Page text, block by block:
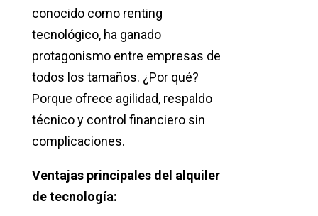
conocido como renting
tecnológico, ha ganado
protagonismo entre empresas de
todos los tamaños. ¿Por qué?
Porque ofrece agilidad, respaldo
técnico y control financiero sin
complicaciones.
Ventajas principales del alquiler
de tecnología: